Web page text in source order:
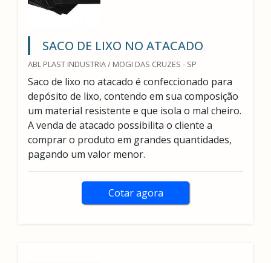
SACO DE LIXO NO ATACADO
ABL PLAST INDUSTRIA / MOGI DAS CRUZES - SP
Saco de lixo no atacado é confeccionado para
depósito de lixo, contendo em sua composição
um material resistente e que isola o mal cheiro.
A venda de atacado possibilita o cliente a
comprar o produto em grandes quantidades,
pagando um valor menor.
Cotar agora